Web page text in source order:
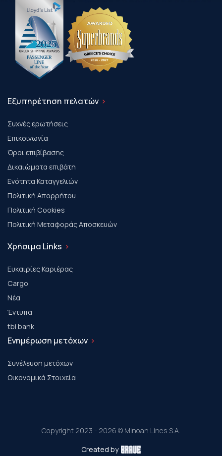
Εξυπηρέτηση πελατών
Συχνές ερωτήσεις
Επικοινωνία
Όροι επιβίβασης
Δικαιώματα επιβάτη
Ενότητα Καταγγελιών
Πολιτική Απορρήτου
Πολιτική Cookies
Πολιτική Μεταφοράς Αποσκευών
Χρήσιμα Links
Ευκαιρίες Καριέρας
Cargo
Νέα
Έντυπα
tbi bank
Ενημέρωση μετόχων
Συνέλευση μετόχων
Οικονομικά Στοιχεία
Copyright 2023 - 2026 © Minoan Lines S.A.
Created by